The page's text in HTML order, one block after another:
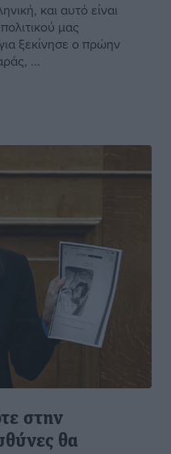
και αυτό είναι
μας
ξεκίνησε ο πρώην
...
στην
θα